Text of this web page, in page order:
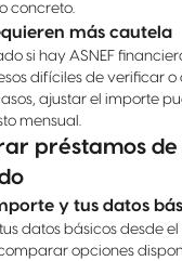
concreto.
más cautela
si hay ASNEF
difíciles de verificar
ajustar el importe
mensual.
préstamos
y tus datos
datos básicos desde
opciones